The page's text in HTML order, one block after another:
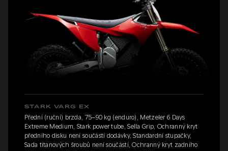
STARK VARG EX
Přední (ruční) brzda, 75–90 kg (enduro), Metzeler 6 Days
Extreme Medium, Stark power tube, Sella Grip, Ochranný kryt
předního disku není součástí dodávky, Standardní stupačky,
Sada titanových šroubů není součástí, Ochranný kryt zadního